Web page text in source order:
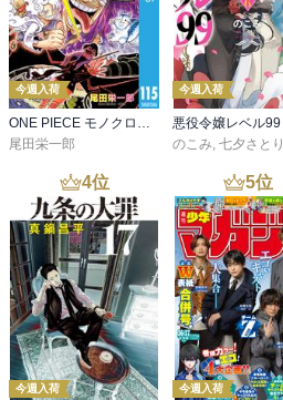
今週入荷
ONE PIECE モノクロ版 115
尾田栄一郎
今週入荷
のこみ, 七夕さとり
4位
今週入荷
5位
今週入荷